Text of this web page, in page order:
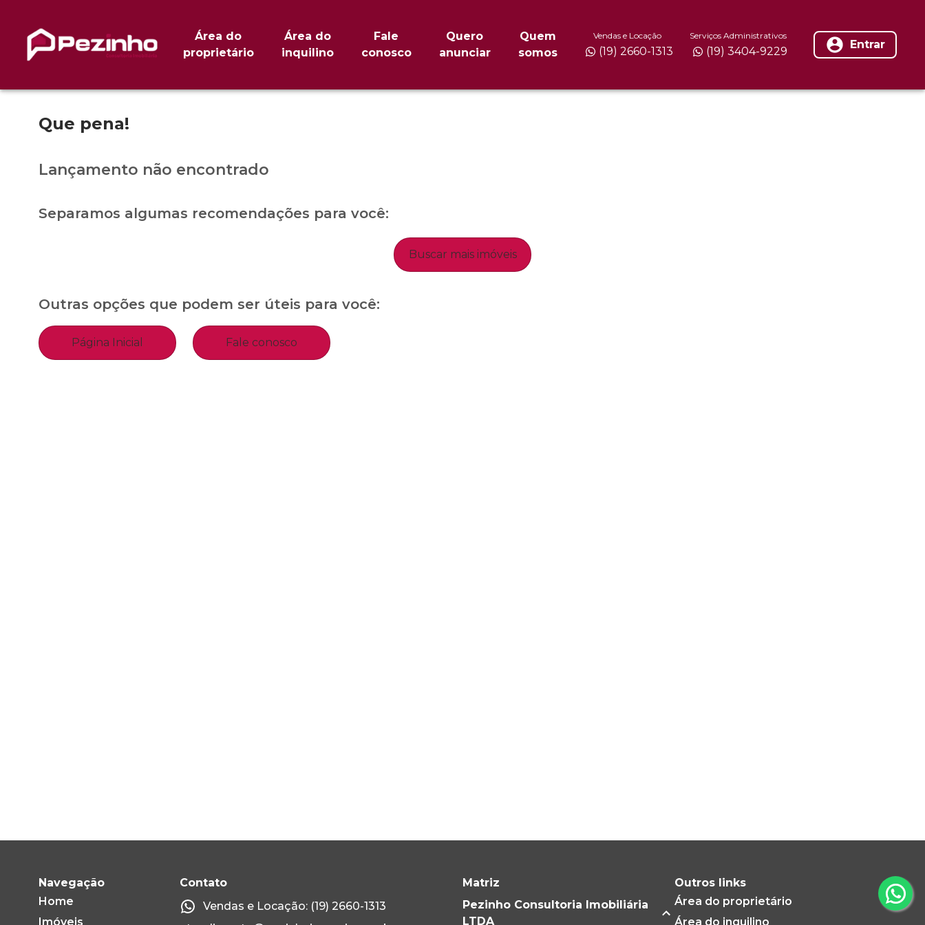
Área do
proprietário
Área do
inquilino
Fale
conosco
Quero
anunciar
Quem
somos
Vendas e Locação
(19) 2660-1313
Serviços Administrativos
(19) 3404-9229 Entrar
Que pena!
Lançamento não encontrado
Separamos algumas recomendações para você:
Buscar mais imóveis
Outras opções que podem ser úteis para você:
Página Inicial Fale conosco
Navegação
Home
Imóveis
Contato
Vendas e Locação: (19) 2660-1313
Matriz
Pezinho Consultoria Imobiliária
LTDA
Outros links
Área do proprietário
Área do inquilino